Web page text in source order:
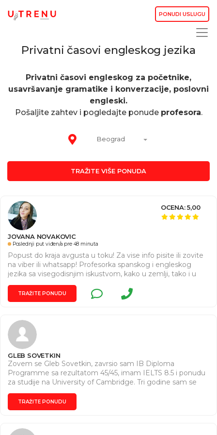
PONUDI USLUGU
Privatni časovi engleskog jezika
Privatni časovi engleskog za početnike,
usavršavanje gramatike i konverzacije, poslovni
engleski.
Pošaljite zahtev i pogledajte ponude profesora.
Beograd
TRAŽITE VIŠE PONUDA
JOVANA NOVAKOVIC
Poslednji put viđen/a pre 48 minuta
Popust do kraja avgusta u toku! Za vise info pisite ili zovite
na viber ili whatsapp! Profesorka spanskog i engleskog
jezika sa visegodisnjim iskustvom, kako u zemlji, tako i u
inostranstvu daje privatne casove spanskog i engleskog
jezika svim uzrastima, online i offline. Imam i TESOL
sertifikat za predavace engleskog jezika u 85 zemalja sveta.
zainteresovani, da mi pisete na viber ili whatsapp, ili
pozovite, posto ovde nekada ne vidim odmah poruku.
Hvala.
TRAŽITE PONUDU
OCENA: 5,00
GLEB SOVETKIN
Zovem se Gleb Sovetkin, zavrsio sam IB Diploma
Programme sa rezultatom 45/45, imam IELTS 8.5 i ponudu
za studije na University of Cambridge. Tri godine sam se
skolovao u engleskoj srednjoj skoli. Drzim privatne casove
engleskog jezika i pripremu za IELTS i IB ispite. Casovi su
strukturisani i prakticni: procenjujem nivo, radimo na
na Writing Task 1 i 2. Casovi su online ili uzivo u Beogradu.
TRAŽITE PONUDU